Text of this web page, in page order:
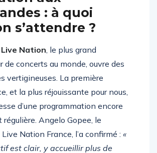
aux
: à quoi
s’attendre ?
Live Nation, le plus grand
de concerts au monde, ouvre des
vertigineuses. La première
et la plus réjouissante pour nous,
d’une programmation encore
régulière. Angelo Gopee, le
Nation France, l’a confirmé :